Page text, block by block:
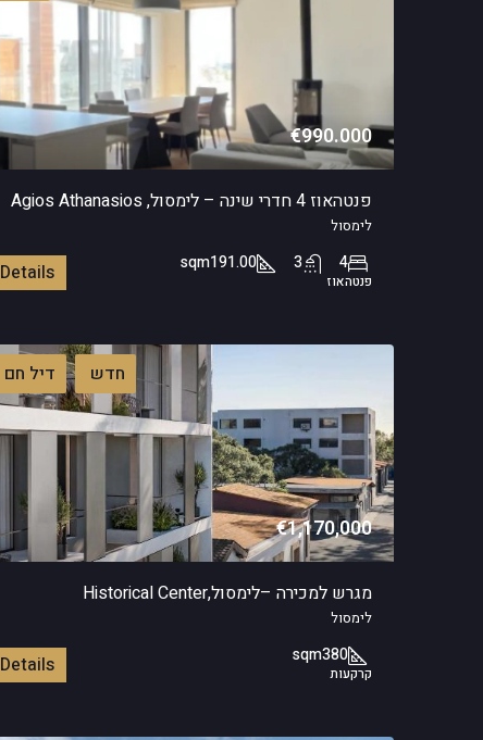
€990.000
פנטהאוז 4 חדרי שינה – לימסול, Agios Athanasios
לימסול
4
3
191.00
sqm
פנטהאוז Details
חדש דיל חם
€1,170,000
מגרש למכירה –לימסול,Historical Center
לימסול
380
sqm
קרקעות Details